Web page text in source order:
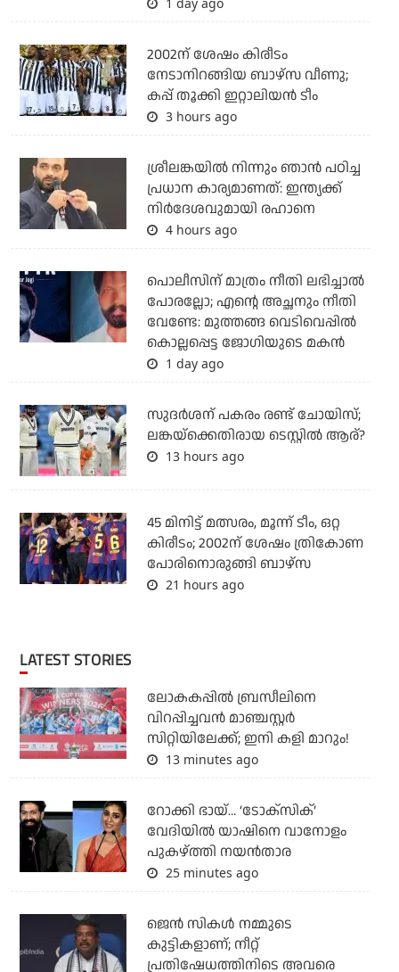
2002ന് ശേഷം കിരീടം
നേടാനിറങ്ങിയ ബാഴ്സ വീണു;
കപ്പ് തൂക്കി ഇറ്റാലിയൻ ടീം
3 hours ago
ശ്രീലങ്കയില്‍ നിന്നും ഞാന്‍ പഠിച്ച
പ്രധാന കാര്യമാണത്: ഇന്ത്യക്ക്
നിര്‍ദേശവുമായി രഹാനെ
4 hours ago
പൊലീസിന് മാത്രം നീതി ലഭിച്ചാല്‍
പോരല്ലോ; എന്റെ അച്ഛനും നീതി
വേണ്ടേ: മുത്തങ്ങ വെടിവെപ്പില്‍
കൊല്ലപ്പെട്ട ജോഗിയുടെ മകന്‍
1 day ago
സുദര്‍ശന് പകരം രണ്ട് ചോയിസ്;
ലങ്കയ്‌ക്കെതിരായ ടെസ്റ്റില്‍ ആര്?
13 hours ago
45 മിനിട്ട് മത്സരം, മൂന്ന് ടീം, ഒറ്റ
കിരീടം; 2002ന് ശേഷം ത്രികോണ
പോരിനൊരുങ്ങി ബാഴ്‌സ
21 hours ago
LATEST STORIES
ലോകകപ്പില്‍ ബ്രസീലിനെ
വിറപ്പിച്ചവന്‍ മാഞ്ചസ്റ്റര്‍
സിറ്റിയിലേക്ക്; ഇനി കളി മാറും!
13 minutes ago
റോക്കി ഭായ്… ‘ടോക്സിക്’
വേദിയിൽ യാഷിനെ വാനോളം
പുകഴ്ത്തി നയൻതാര
25 minutes ago
ജെന്‍ സികള്‍ നമ്മുടെ
കുട്ടികളാണ്; നീറ്റ്
പ്രതിഷേധത്തിനിടെ അവരെ